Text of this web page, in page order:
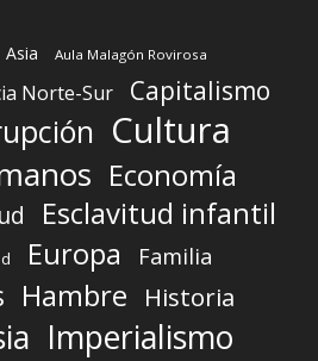
Asia Aula Malagón Rovirosa
Norte-Sur Capitalismo
Cultura
Economía
Esclavitud infantil
Europa Familia
Hambre Historia
Imperialismo